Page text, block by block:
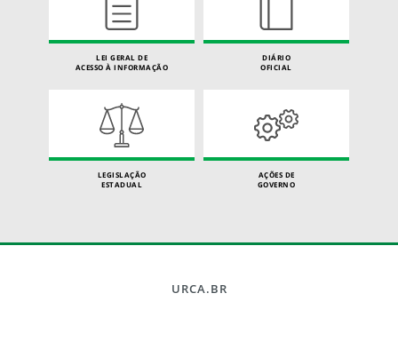
LEI GERAL DE
ACESSO À INFORMAÇÃO
DIÁRIO
OFICIAL
LEGISLAÇÃO
ESTADUAL
AÇÕES DE
GOVERNO
URCA.BR